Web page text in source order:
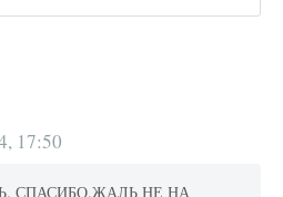
17:50
СПАСИБО.ЖАЛЬ НЕ НА